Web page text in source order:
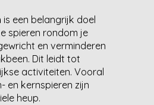
is een belangrijk doel
spieren rondom je
en verminderen
Dit leidt tot
activiteiten. Vooral
en kernspieren zijn
heup.